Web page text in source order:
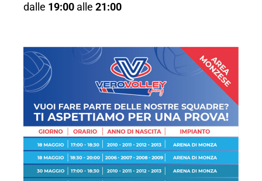
dalle 19:00 alle 21:00